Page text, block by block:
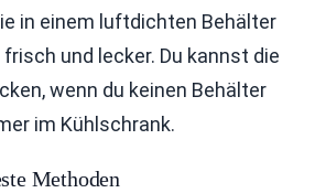
in einem luftdichten Behälter
und lecker. Du kannst die
wenn du keinen Behälter
im Kühlschrank.
Methoden